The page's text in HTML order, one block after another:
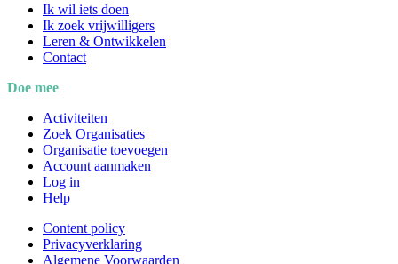
Ik wil iets doen
Ik zoek vrijwilligers
Leren & Ontwikkelen
Contact
Doe mee
Activiteiten
Zoek Organisaties
Organisatie toevoegen
Account aanmaken
Log in
Help
Content policy
Privacyverklaring
Algemene Voorwaarden